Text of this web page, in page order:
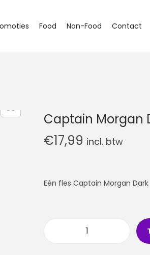
Food Non-Food Contact
Captain Morgan
€17,99 incl. btw
Eén fles Captain Morgan Dark